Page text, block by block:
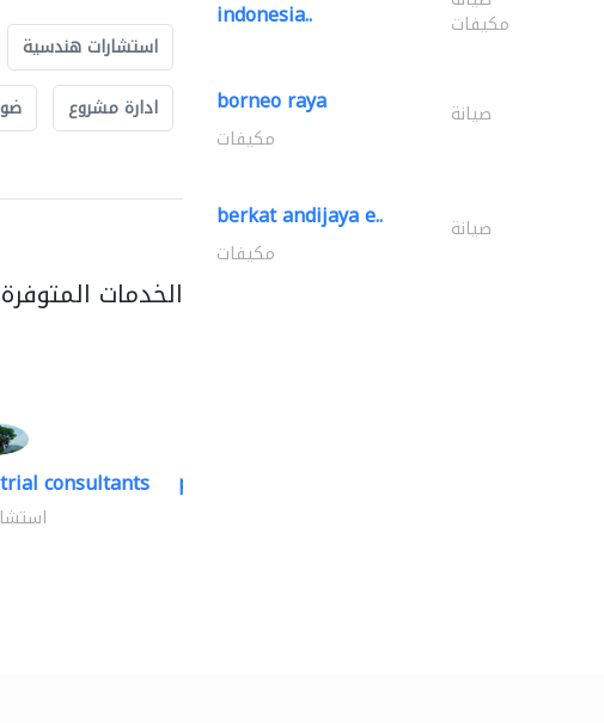
استشارات هندسية
ادارة مشروع
الخدمات
consultants paradigm pioneers
indonesia.. مكيفات
borneo raya صيانة
مكيفات
berkat andijaya e.. صيانة
مكيفات